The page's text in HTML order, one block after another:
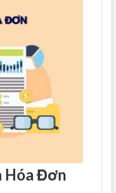
Hóa Đơn